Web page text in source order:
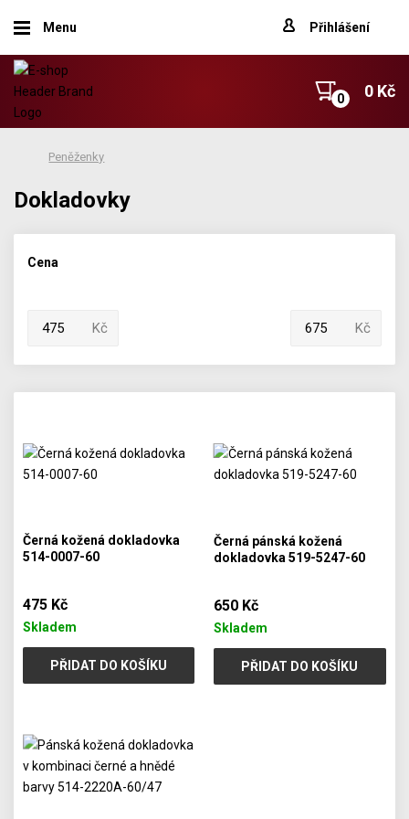
Menu Přihlášení
0 Kč
Peněženky
Dokladovky
Cena
Kč Kč
Černá kožená dokladovka
514-0007-60
475 Kč
Skladem
PŘIDAT DO KOŠÍKU
Černá pánská kožená
dokladovka 519-5247-60
650 Kč
Skladem
PŘIDAT DO KOŠÍKU